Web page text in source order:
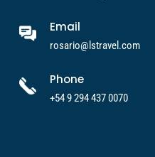
Email
rosario@lstravel.com
Phone
+54 9 294 437 0070